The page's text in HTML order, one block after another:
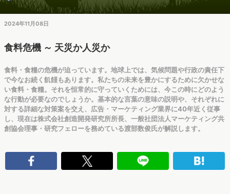
2024年11月08日
食料危機 ～ 天災か人災か
食料・食糧の危機が迫っています。地球上では、気候問題や行政の責任下
で今なお続く飢饉もあります。私たちの未来を豊かにするために欠かせな
い食料・食糧。それを恒常的に守っていくためには、今この時にどのよう
な行動が必要なのでしょうか。基本的な言葉の意味の説明や、それぞれに
対する詳細な対策案を交え、広告・マーケティング業界に40年近く従事
し、現在は株式会社創造開発研究所所長、一般社団法人マーケティング共
創協会理事・研究フェローを務めている渡部数俊氏が解説します。